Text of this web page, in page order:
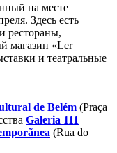
на месте
Здесь есть
рестораны,
магазин «Ler
и театральные
de Belém (Praça
Galeria 111
(Rua do